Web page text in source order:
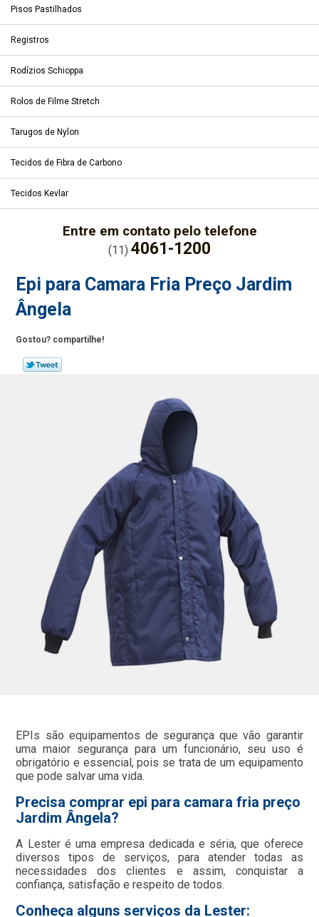
Pisos Pastilhados
Registros
Rodízios Schioppa
Rolos de Filme Stretch
Tarugos de Nylon
Tecidos de Fibra de Carbono
Tecidos Kevlar
Entre em contato pelo telefone
(11) 4061-1200
Epi para Camara Fria Preço Jardim
Ângela
Gostou? compartilhe!
EPIs são equipamentos de segurança que vão garantir
uma maior segurança para um funcionário, seu uso é
obrigatório e essencial, pois se trata de um equipamento
que pode salvar uma vida.
Precisa comprar epi para camara fria preço
Jardim Ângela?
A Lester é uma empresa dedicada e séria, que oferece
diversos tipos de serviços, para atender todas as
necessidades dos clientes e assim, conquistar a
confiança, satisfação e respeito de todos.
Conheça alguns serviços da Lester: